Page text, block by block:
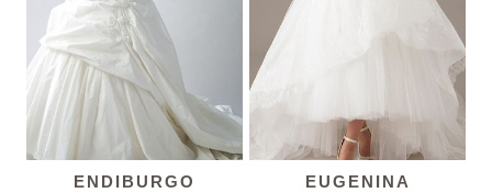
ENDIBURGO EUGENINA